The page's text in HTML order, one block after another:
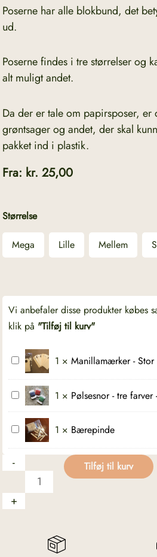
Poserne har alle blokbund, det
ud.
Poserne findes i tre størrelser og
alt muligt andet.
Da der er tale om papirsposer,
grøntsager og andet, der skal
pakket ind i plastik.
Fra: kr. 25,00
Størrelse
Mega Lille Mellem
Vi anbefaler disse produkter købes
klik på "Tilføj til kurv"
Manillamærker
-
Stor
1 × Manillamærker - Stor
Pølsesnor
-
tre
farver
-
dokumentsnor
-
Rød/hvid
1 × Pølsesnor - tre
Bærepinde 1 × Bærepinde
-
+
Tilføj til kurv